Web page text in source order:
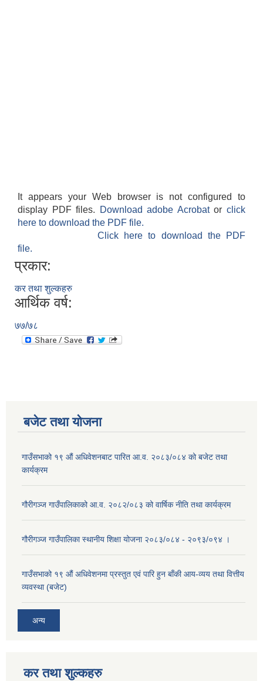
It appears your Web browser is not configured to
display PDF files.
Download adobe Acrobatorclick
here to download the PDF file.
Click here to download the PDF
file.
प्रकार:
कर तथा शुल्कहरु
आर्थिक वर्ष:
७७/७८
बजेट तथा याेजना
गाउँसभाको १९ औं अधिवेशनबाट पारित आ.व. २०८३/०८४ को बजेट तथा
कार्यक्रम
गौरीगञ्ज गाउँपालिकाको आ.व. २०८२/०८३ को वार्षिक नीति तथा कार्यक्रम
गौरीगञ्ज गाउँपालिका स्थानीय शिक्षा योजना २०८३/०८४ - २०९३/०९४ ।
गाउँसभाको १९ ‌औं अधिवेशनमा प्रस्तुत एवं पारि हुन बाँकी आय-व्यय तथा वित्तीय
व्यवस्था (बजेट)
अन्य
कर तथा शुल्कहरु